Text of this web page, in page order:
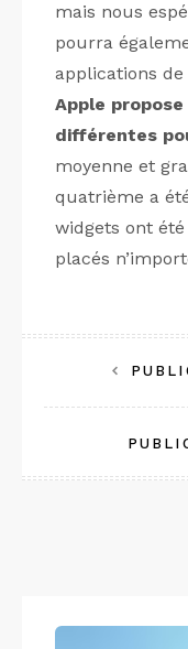
mais nous
pourra
applications de
Apple
différentes
moyenne et
quatrième a
widgets ont
placés
de
l’article